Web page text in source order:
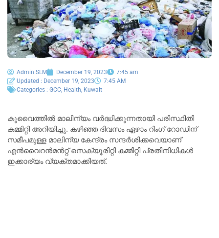
Admin SLM December 19, 2023
7:45 am
Updated : December 19, 2023
7:45 AM
Categories : GCC Health Kuwait
കുവൈത്തിൽ മാലിന്യം വർദ്ധിക്കുന്നതായി പരിസ്ഥിതി
കമ്മിറ്റി അറിയിച്ചു. കഴിഞ്ഞ ദിവസം ഏഴാം റിംഗ് റോഡിന്
സമീപമുള്ള മാലിന്യ കേന്ദ്രം സന്ദർശിക്കവെയാണ്
എൻവൈറൻമൻറ്റ് സെക്യൂരിറ്റി കമ്മിറ്റി പ്രതിനിധികൾ
ഇക്കാര്യം വ്യക്തമാക്കിയത്.